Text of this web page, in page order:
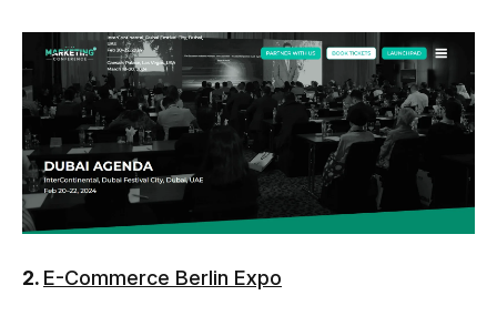
2. E-Commerce Berlin Expo